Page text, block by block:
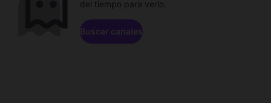
del tiempo para verlo.
Buscar canales